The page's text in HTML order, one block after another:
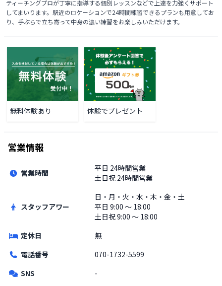
ティーチングプロが丁寧に指導する個別レッスンなどで上達を力強くサポート
してまいります。駅近のロケーションで24時間練習できるプランも用意してお
り、手ぶらで立ち寄って中身の濃い練習をお楽しみいただけます。
無料体験あり 体験でプレゼント
営業情報
営業時間 平日 24時間営業
土日祝 24時間営業
スタッフアワー
日・月・火・水・木・金・土
平日 9:00 〜 18:00
土日祝9:00 〜 18:00
定休日
無
電話番号
070-1732-5599
SNS
-